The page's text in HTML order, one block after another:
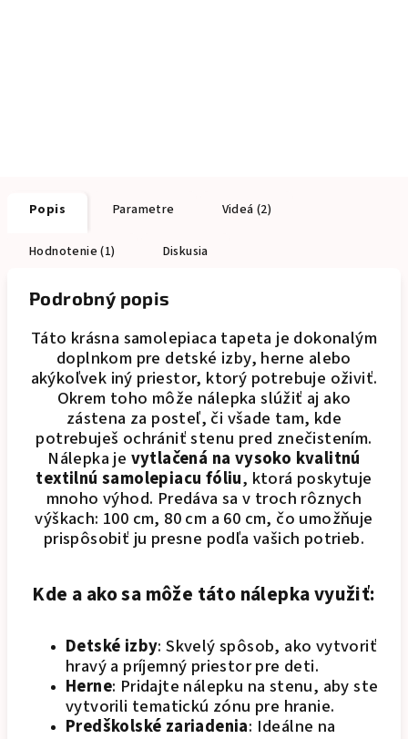
Popis Parametre Videá (2)
Hodnotenie (1) Diskusia
Podrobný popis
Táto krásna samolepiaca tapeta je dokonalým
doplnkom pre detské izby, herne alebo
akýkoľvek iný priestor, ktorý potrebuje oživiť.
Okrem toho môže nálepka slúžiť aj ako
zástena za posteľ, či všade tam, kde
potrebuješ ochrániť stenu pred znečistením.
Nálepka je vytlačená na vysoko kvalitnú
textilnú samolepiacu fóliu, ktorá poskytuje
mnoho výhod. Predáva sa v troch rôznych
výškach: 100 cm, 80 cm a 60 cm, čo umožňuje
prispôsobiť ju presne podľa vašich potrieb.
Kde a ako sa môže táto nálepka využiť:
Detské izby: Skvelý spôsob, ako vytvoriť
hravý a príjemný priestor pre deti.
Herne: Pridajte nálepku na stenu, aby ste
vytvorili tematickú zónu pre hranie.
Predškolské zariadenia: Ideálne na